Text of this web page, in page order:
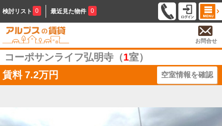
検討リスト 0 最近見た物件 0
お問合せ
コーポサンライフ弘明寺（1室）
賃料 7.2万円 空室情報を確認